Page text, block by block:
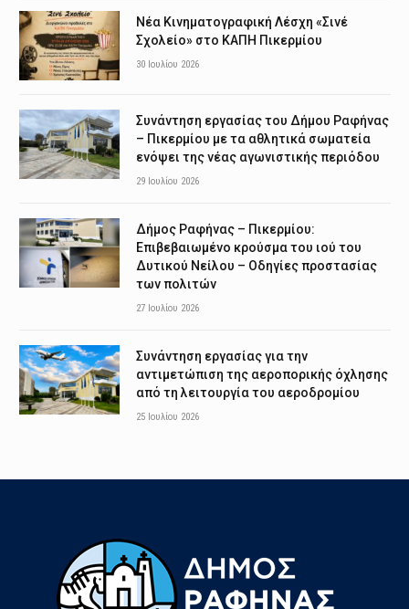
Νέα Κινηματογραφική Λέσχη «Σινέ
Σχολείο» στο ΚΑΠΗ Πικερμίου
30 Ιουλίου 2026
Συνάντηση εργασίας του Δήμου Ραφήνας
– Πικερμίου με τα αθλητικά σωματεία
ενόψει της νέας αγωνιστικής περιόδου
29 Ιουλίου 2026
Δήμος Ραφήνας – Πικερμίου:
Επιβεβαιωμένο κρούσμα του ιού του
Δυτικού Νείλου – Οδηγίες προστασίας
των πολιτών
27 Ιουλίου 2026
Συνάντηση εργασίας για την
αντιμετώπιση της αεροπορικής όχλησης
από τη λειτουργία του αεροδρομίου
25 Ιουλίου 2026